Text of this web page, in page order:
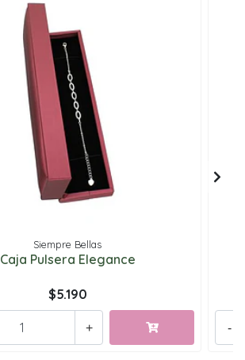
Siempre Bellas
Caja Pulsera Elegance
$5.190
+ -